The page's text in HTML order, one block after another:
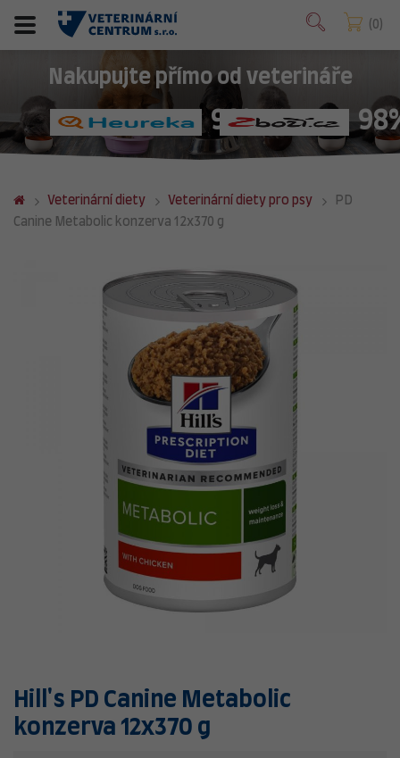
0
Nakupujte přímo od veterináře
98%
Veterinární diety Veterinární diety pro psy
PD
Canine Metabolic konzerva 12x370 g
Hill's PD Canine Metabolic
konzerva 12x370 g